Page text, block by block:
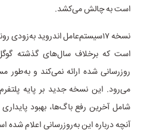
است به چالش می‌کشد.
نسخه ۱۷سیستم‌عامل اندروید
است که برخلاف سال‌های گذشته
روزرسانی شده ارائه نمی‌کند و به‌طور
شامل آخرین رفع باگ‌ها، بهبود